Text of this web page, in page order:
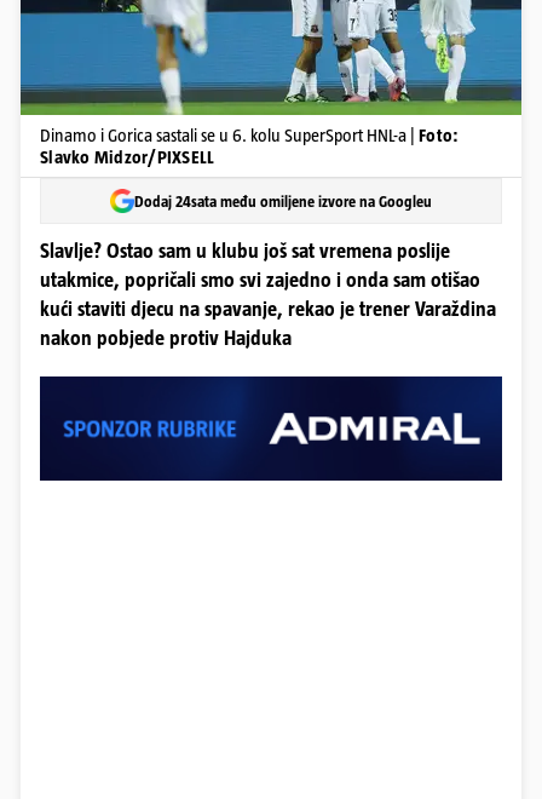
Dinamo i Gorica sastali se u 6. kolu SuperSport HNL-a | Foto:
Slavko Midzor/PIXSELL
Dodaj 24sata među omiljene izvore na Googleu
Slavlje? Ostao sam u klubu još sat vremena poslije
utakmice, popričali smo svi zajedno i onda sam otišao
kući staviti djecu na spavanje, rekao je trener Varaždina
nakon pobjede protiv Hajduka